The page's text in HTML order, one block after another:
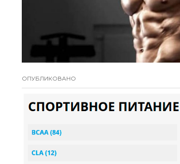
ОПУБЛИКОВАНО